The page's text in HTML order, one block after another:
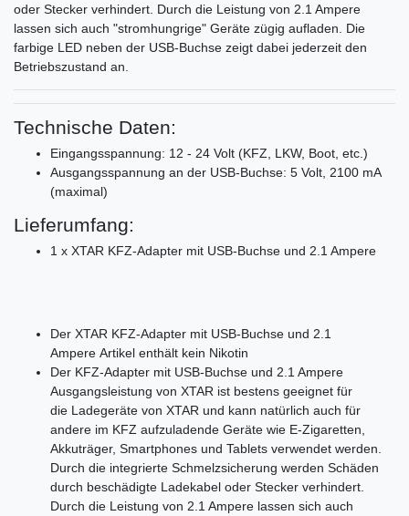
oder Stecker verhindert. Durch die Leistung von 2.1 Ampere
lassen sich auch "stromhungrige" Geräte zügig aufladen. Die
farbige LED neben der USB-Buchse zeigt dabei jederzeit den
Betriebszustand an.
Technische Daten:
Eingangsspannung: 12 - 24 Volt (KFZ, LKW, Boot, etc.)
Ausgangsspannung an der USB-Buchse: 5 Volt, 2100 mA
(maximal)
Lieferumfang:
1 x XTAR KFZ-Adapter mit USB-Buchse und 2.1 Ampere
Der XTAR KFZ-Adapter mit USB-Buchse und 2.1
Ampere Artikel enthält kein Nikotin
Der KFZ-Adapter mit USB-Buchse und 2.1 Ampere
Ausgangsleistung von XTAR ist bestens geeignet für
die Ladegeräte von XTAR und kann natürlich auch für
andere im KFZ aufzuladende Geräte wie E-Zigaretten,
Akkuträger, Smartphones und Tablets verwendet werden.
Durch die integrierte Schmelzsicherung werden Schäden
durch beschädigte Ladekabel oder Stecker verhindert.
Durch die Leistung von 2.1 Ampere lassen sich auch